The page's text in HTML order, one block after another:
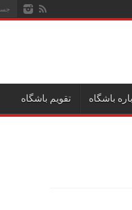
باشگاه تقویم باشگاه